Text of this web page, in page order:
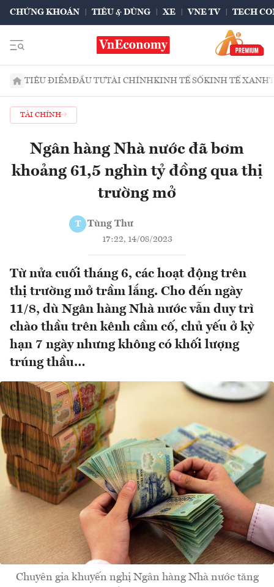
CHỨNG KHOÁN TIÊU & DÙNG XE VNE TV TECH
TIÊU ĐIỂMĐẦU TƯTÀI CHÍNHKINH TẾ SỐKINH TẾ XANH
TÀI CHÍNH
Ngân hàng Nhà nước đã bơm
khoảng 61,5 nghìn tỷ đồng qua thị
trường mở
T Tùng Thư
17:22, 14/08/2023
Từ nửa cuối tháng 6, các hoạt động trên
thị trường mở trầm lắng. Cho đến ngày
11/8, dù Ngân hàng Nhà nước vẫn duy trì
chào thầu trên kênh cầm cố, chủ yếu ở kỳ
hạn 7 ngày nhưng không có khối lượng
trúng thầu…
Chuyên gia khuyến nghị Ngân hàng Nhà nước tăng